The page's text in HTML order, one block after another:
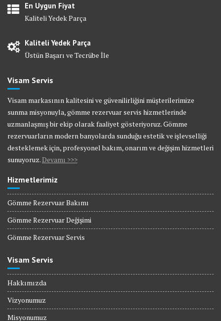
En Uygun Fiyat
Kaliteli Yedek Parça
Kaliteli Yedek Parça
Üstün Başarı ve Tecrübe İle
Visam Servis
Visam markasının kalitesini ve güvenilirliğini müşterilerimize
sunma misyonuyla, gömme rezervuar servis hizmetlerinde
uzmanlaşmış bir ekip olarak faaliyet gösteriyoruz. Gömme
rezervuarların modern banyolarda sunduğu estetik ve işlevselliği
desteklemek için, profesyonel bakım, onarım ve değişim hizmetleri
sunuyoruz. Devamı >>>
Hizmetlerimiz
Gömme Rezervuar Bakımı
Gömme Rezervuar Değişimi
Gömme Rezervuar Servis
Visam Servis
Hakkımızda
Vizyonumuz
Misyonumuz